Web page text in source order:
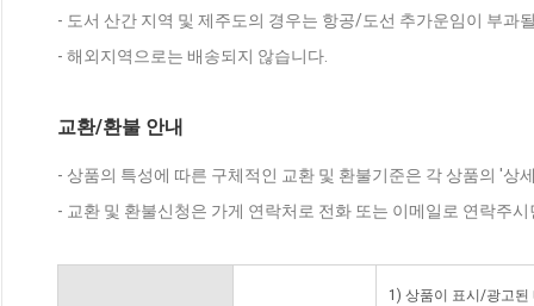
- 도서 산간 지역 및 제주도의 경우는 항공/도선 추가운임이 부과
- 해외지역으로는 배송되지 않습니다.
교환/환불 안내
- 상품의 특성에 따른 구체적인 교환 및 환불기준은 각 상품의 '상
- 교환 및 환불신청은 가게 연락처로 전화 또는 이메일로 연락주
1) 상품이 표시/광고된